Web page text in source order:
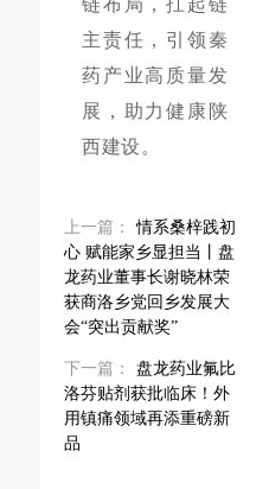
链布局，扛起链
主责任，引领秦
药产业高质量发
展，助力健康陕
西建设。
上一篇：
情系桑梓践初
心 赋能家乡显担当丨盘
龙药业董事长谢晓林荣
获商洛乡党回乡发展大
会“突出贡献奖”
下一篇：
盘龙药业氟比
洛芬贴剂获批临床！外
用镇痛领域再添重磅新
品